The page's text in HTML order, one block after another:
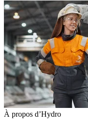
À propos d’Hydro